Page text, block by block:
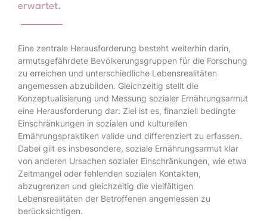
erwartet.
Eine zentrale Herausforderung besteht weiterhin darin,
armutsgefährdete Bevölkerungsgruppen für die Forschung
zu erreichen und unterschiedliche Lebensrealitäten
angemessen abzubilden. Gleichzeitig stellt die
Konzeptualisierung und Messung sozialer Ernährungsarmut
eine Herausforderung dar: Ziel ist es, finanziell bedingte
Einschränkungen in sozialen und kulturellen
Ernährungspraktiken valide und differenziert zu erfassen.
Dabei gilt es insbesondere, soziale Ernährungsarmut klar
von anderen Ursachen sozialer Einschränkungen, wie etwa
Zeitmangel oder fehlenden sozialen Kontakten,
abzugrenzen und gleichzeitig die vielfältigen
Lebensrealitäten der Betroffenen angemessen zu
berücksichtigen.